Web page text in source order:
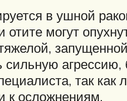
в ушной
могут
сильную
так как
к осложнениям.